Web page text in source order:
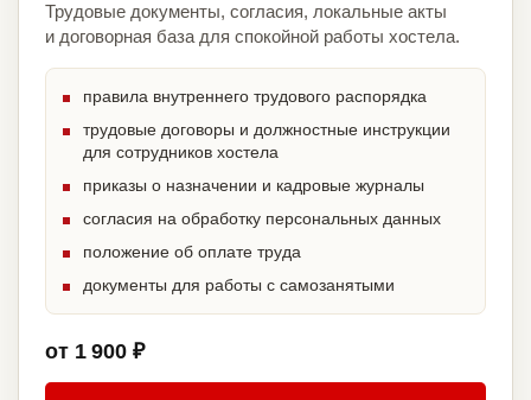
Трудовые документы, согласия, локальные акты
и договорная база для спокойной работы хостела.
правила внутреннего трудового распорядка
трудовые договоры и должностные инструкции
для сотрудников хостела
приказы о назначении и кадровые журналы
согласия на обработку персональных данных
положение об оплате труда
документы для работы с самозанятыми
от 1 900 ₽